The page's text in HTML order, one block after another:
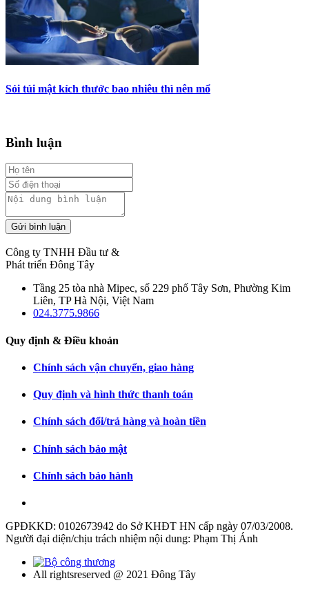
Sỏi túi mật kích thước bao nhiêu thì nên mổ
Bình luận
Gửi bình luận
Công ty TNHH Đầu tư &
Phát triển Đông Tây
Tầng 25 tòa nhà Mipec, số 229 phố Tây Sơn, Phường Kim
Liên, TP Hà Nội, Việt Nam
024.3775.9866
Quy định & Điều khoản
Chính sách vận chuyển, giao hàng
Quy định và hình thức thanh toán
Chính sách đổi/trả hàng và hoàn tiền
Chính sách bảo mật
Chính sách bảo hành
GPĐKKD: 0102673942 do Sở KHĐT HN cấp ngày 07/03/2008.
Người đại diện/chịu trách nhiệm nội dung: Phạm Thị Ánh
All rightsreserved @ 2021 Đông Tây